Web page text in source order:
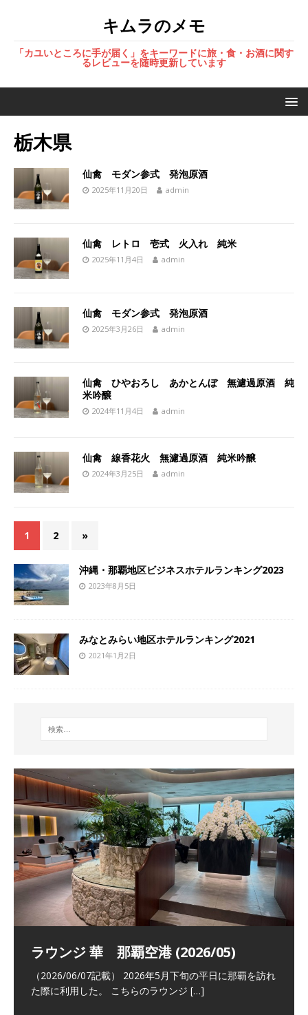
キムラのメモ
「カユいところに手が届く」をキーワードに旅・食・お酒に関す
るレビューを随時更新しています
栃木県
仙禽 モダン参式 発泡原酒
2025年11月20日 admin
仙禽 レトロ 壱式 火入れ 純米
2025年11月4日 admin
仙禽 モダン参式 発泡原酒
2025年3月26日 admin
仙禽 ひやおろし あかとんぼ 無濾過原酒 純
米吟醸
2024年11月4日 admin
仙禽 線香花火 無濾過原酒 純米吟醸
2024年3月25日 admin
1 2 »
沖縄・那覇地区ビジネスホテルランキング2023
2023年8月5日
みなとみらい地区ホテルランキング2021
2021年1月2日
祝！日本航空・マリオットの戦略パー
トナーシップによるFOP無料付与とス
テイタスマッチ
ラウンジ 華 那覇空港 (2026/05)
（2026/06/07記載） 2026年5月下旬の平日に那覇を訪れ
た際に利用した。 こちらのラウンジ […]
The Coral Executive Lounge スワ
ンナプーム国際空港国内線ラウンジ
(2026/01)
日本航空 羽田空港国際線ファースト
クラスラウンジ (2026/01)
（2026/03/18記載） 2026年1月、毎年恒例の新年の羽田
バンコクエアウェイズ スワンナプー
ム国際空港国内線ラウンジ (2026/01)
（2026/03/13記載） 2026年1月上旬にバンコク経由でチ